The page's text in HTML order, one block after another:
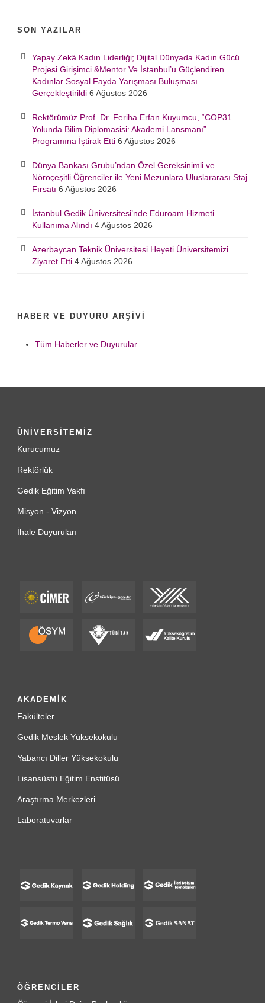
SON YAZILAR
Yapay Zekâ Kadın Liderliği; Dijital Dünyada Kadın Gücü
Projesi Girişimci &Mentor Ve İstanbul’u Güçlendiren
Kadınlar Sosyal Fayda Yarışması Buluşması
Gerçekleştirildi 6 Ağustos 2026
Rektörümüz Prof. Dr. Feriha Erfan Kuyumcu, “COP31
Yolunda Bilim Diplomasisi: Akademi Lansmanı”
Programına İştirak Etti 6 Ağustos 2026
Dünya Bankası Grubu’ndan Özel Gereksinimli ve
Nöroçeşitli Öğrenciler ile Yeni Mezunlara Uluslararası Staj
Fırsatı 6 Ağustos 2026
İstanbul Gedik Üniversitesi’nde Eduroam Hizmeti
Kullanıma Alındı 4 Ağustos 2026
Azerbaycan Teknik Üniversitesi Heyeti Üniversitemizi
Ziyaret Etti 4 Ağustos 2026
HABER VE DUYURU ARŞIVI
Tüm Haberler ve Duyurular
ÜNİVERSİTEMİZ
Kurucumuz
Rektörlük
Gedik Eğitim Vakfı
Misyon - Vizyon
İhale Duyuruları
AKADEMİK
Fakülteler
Gedik Meslek Yüksekokulu
Yabancı Diller Yüksekokulu
Lisansüstü Eğitim Enstitüsü
Araştırma Merkezleri
Laboratuvarlar
ÖĞRENCİLER